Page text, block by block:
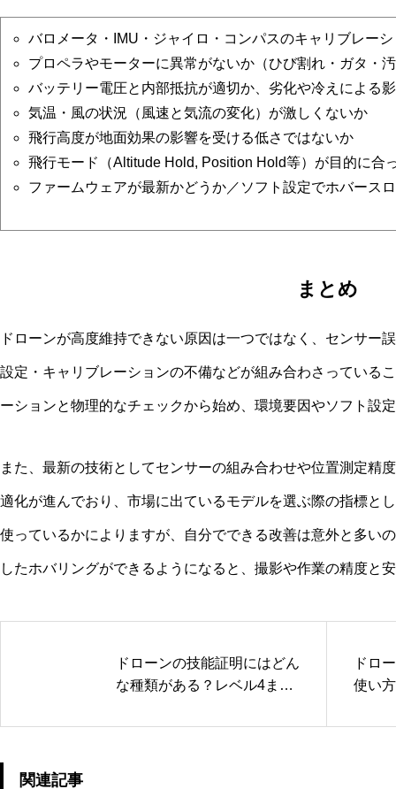
バロメータ・IMU・ジャイロ・コンパスのキャリブレー
プロペラやモーターに異常がないか（ひび割れ・ガタ・
バッテリー電圧と内部抵抗が適切か、劣化や冷えによる
気温・風の状況（風速と気流の変化）が激しくないか
飛行高度が地面効果の影響を受ける低さではないか
飛行モード（Altitude Hold, Position Hold等）が目的に合
ファームウェアが最新かどうか／ソフト設定でホバース
まとめ
ドローンが高度維持できない原因は一つではなく、センサー
設定・キャリブレーションの不備などが組み合わさっている
ーションと物理的なチェックから始め、環境要因やソフト設
また、最新の技術としてセンサーの組み合わせや位置測定精
適化が進んでおり、市場に出ているモデルを選ぶ際の指標と
使っているかによりますが、自分でできる改善は意外と多い
したホバリングができるようになると、撮影や作業の精度と
ドローンの技能証明にはどん
な種類がある？レベル4まで
ドロ
使い
関連記事